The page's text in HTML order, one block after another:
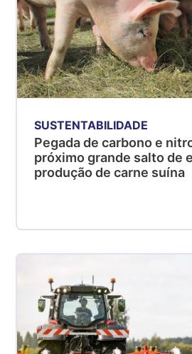
SUSTENTABILIDADE
Pegada de carbono e
próximo grande salto de
produção de carne suína